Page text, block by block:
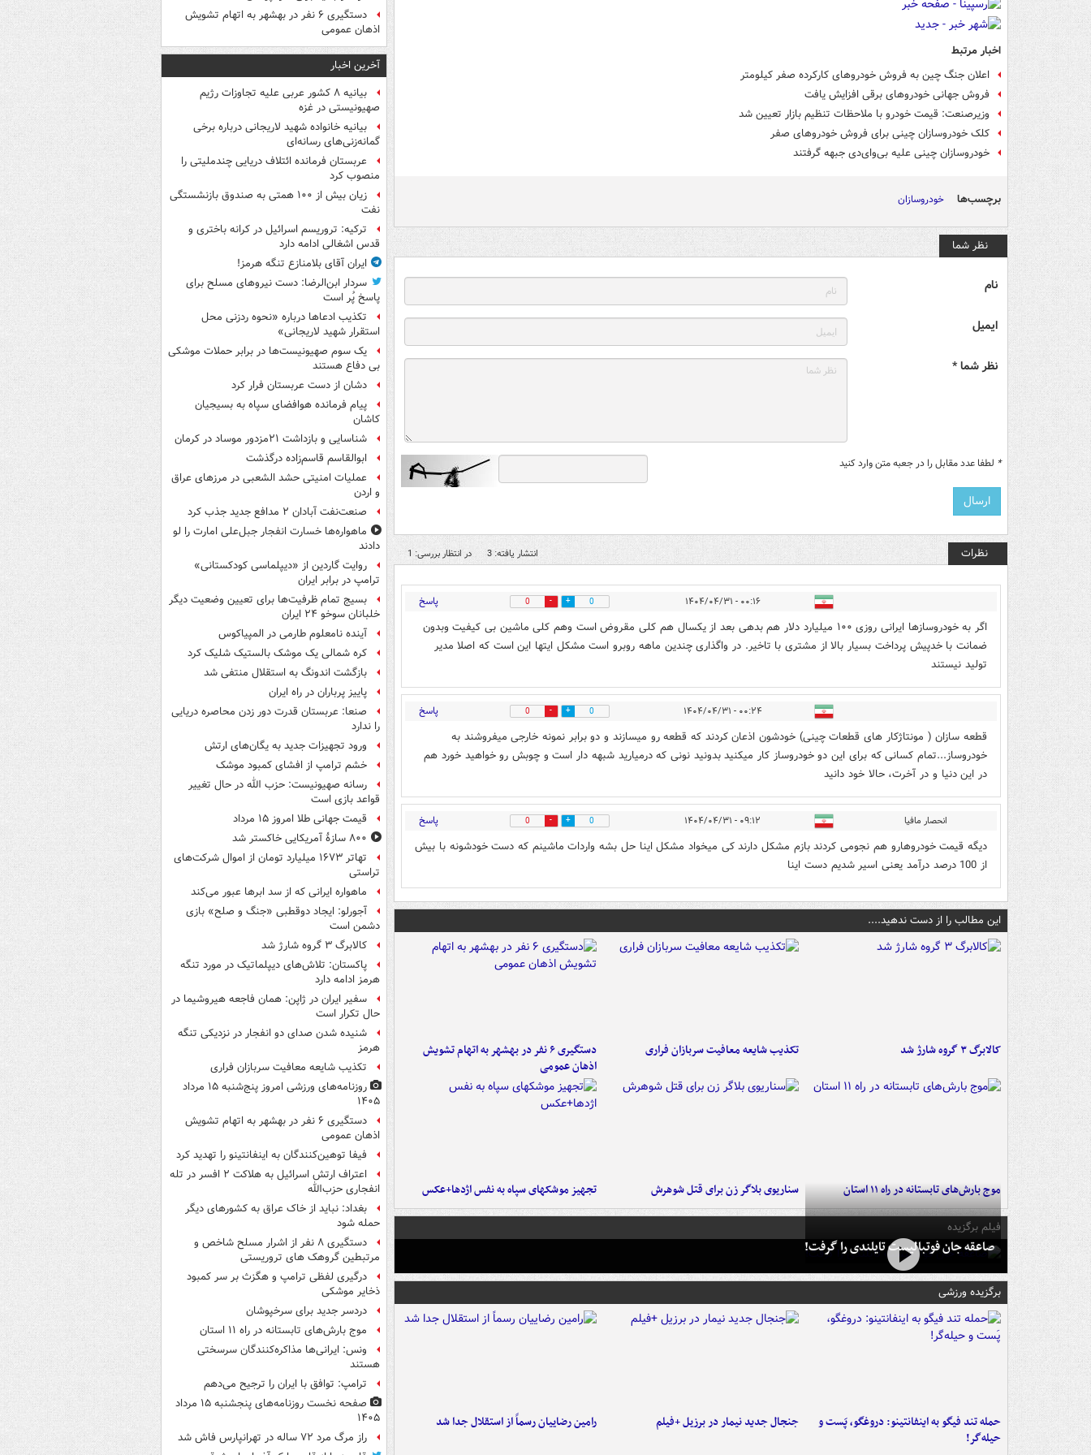
اخبار مرتبط
اعلان جنگ چین به فروش خودروهای کارکرده صفر کیلومتر
فروش جهانی خودروهای برقی افزایش یافت
وزیرصنعت: قیمت خودرو با ملاحظات تنظیم بازار تعیین شد
کلک خودروسازان چینی برای فروش خودروهای صفر
خودروسازان چینی علیه بی‌وای‌دی جبهه گرفتند
برچسب‌ها خودروسازان
نظر شما
نام
ایمیل
نظر شما *
* لطفا عدد مقابل را در جعبه متن وارد کنید
نظرات انتشار یافته: 3 در انتظار بررسی: 1
۰۰:۱۶ - ۱۴۰۴/۰۴/۳۱ 0
0 پاسخ
اگر به خودروسازها ایرانی روزی ۱۰۰ میلیارد دلار هم بدهی بعد از یکسال هم کلی مقروض است وهم کلی ماشین بی کیفیت وبدون
ضمانت با خدپیش پرداخت بسیار بالا از مشتری با تاخیر. در واگذاری چندین ماهه روبرو است مشکل ایتها این است که اصلا مدیر
تولید نیستند
۰۰:۲۴ - ۱۴۰۴/۰۴/۳۱ 0
0 پاسخ
قطعه سازان ( مونتاژکار های قطعات چینی) خودشون اذعان کردند که قطعه رو میسازند و دو برابر نمونه خارجی میفروشند به
خودروساز...تمام کسانی که برای این دو خودروساز کار میکنید بدونید نونی که درمیارید شبهه دار است و چوبش رو خواهید خورد هم
در این دنیا و در آخرت، حالا خود دانید
انحصار مافیا ۰۹:۱۲ - ۱۴۰۴/۰۴/۳۱ 0
0 پاسخ
دیگه قیمت خودروهارو هم نجومی کردند بازم مشکل دارند کی میخواد مشکل اینا حل بشه واردات ماشینم که دست خودشونه با بیش
از 100 درصد درآمد یعنی اسیر شدیم دست اینا
این مطالب را از دست ندهید....
کالابرگ ۳ گروه شارژ شد تکذیب شایعه معافیت سربازان فراری
دستگیری ۶ نفر در بهشهر به اتهام تشویش
اذهان عمومی
موج بارش‌های تابستانه در راه ۱۱ استان سناریوی بلاگر زن برای قتل شوهرش تجهیز موشکهای سپاه به نفس اژدها+عکس
فیلم برگزیده
صاعقه جان فوتبالیست تایلندی را گرفت!
برگزیده ورزشی
حمله تند فیگو به اینفانتینو: دروغگو، پَست‌ و
حیله‌گر!
جنجال جدید نیمار در برزیل +فیلم رامین رضاییان رسماً از استقلال جدا شد
دستگیری ۶ نفر در بهشهر به اتهام تشویش
اذهان عمومی
آخرین اخبار
بیانیه ۸ کشور عربی علیه تجاوزات رژیم
صهیونیستی در غزه
بیانیه خانواده شهید لاریجانی درباره برخی
گمانه‌زنی‌های رسانه‌ای
عربستان فرمانده ائتلاف دریایی چندملیتی را
منصوب کرد
زیان بیش از ۱۰۰ همتی به صندوق‌ بازنشستگی
نفت
ترکیه: تروریسم اسرائیل در کرانه باختری و
قدس اشغالی ادامه دارد
ایران آقای بلامنازع تنگه هرمز!
سردار ابن‌الرضا: دست نیروهای مسلح برای
پاسخ پُر است
تکذیب ادعاها درباره «نحوه ردزنی محل
استقرار شهید لاریجانی»
یک‌ سوم صهیونیست‌ها در برابر حملات موشکی
بی دفاع هستند
دشان از دست عربستان فرار کرد
پیام فرمانده هوافضای سپاه به بسیجیان
کاشان
شناسایی و بازداشت ۲۱مزدور موساد در کرمان
ابوالقاسم قاسم‌زاده درگذشت
عملیات امنیتی حشد الشعبی در مرزهای عراق
و اردن
صنعت‌نفت آبادان ۲ مدافع جدید جذب کرد
ماهواره‌ها خسارت انفجار جبل‌علی امارت را لو
دادند
روایت گاردین از «دیپلماسی کودکستانی»
ترامپ در برابر ایران
بسیج تمام ظرفیت‌ها برای تعیین وضعیت دیگر
خلبانان سوخو ۲۴ ایران
آینده نامعلوم طارمی در المپیاکوس
کره شمالی یک موشک بالستیک شلیک کرد
بازگشت اندونگ به استقلال منتفی شد
پاییز پرباران در راه ایران
صنعا: عربستان قدرت دور زدن محاصره دریایی
را ندارد
ورود تجهیزات جدید به یگان‌های ارتش
خشم ترامپ از افشای کمبود موشک
رسانه صهیونیست: حزب الله در حال تغییر
قواعد بازی است
قیمت جهانی طلا امروز ۱۵ مرداد
۸۰۰ سازۀ آمریکایی خاکستر شد
تهاتر ۱۶۷۳ میلیارد تومان از اموال شرکت‌های
تراستی
ماهواره ایرانی که از سد ابرها عبور می‌کند
آجورلو: ایجاد دوقطبی «جنگ و صلح‌» بازی
دشمن است
کالابرگ ۳ گروه شارژ شد
پاکستان: تلاش‌های دیپلماتیک در مورد تنگه
هرمز ادامه دارد
سفیر ایران در ژاپن: همان فاجعه هیروشیما در
حال تکرار است
شنیده شدن صدای دو انفجار در نزدیکی تنگه
هرمز
تکذیب شایعه معافیت سربازان فراری
روزنامه‌های ورزشی امروز پنج‌شنبه ۱۵ مرداد
۱۴۰۵
دستگیری ۶ نفر در بهشهر به اتهام تشویش
اذهان عمومی
فیفا توهین‌کنندگان به اینفانتینو را تهدید کرد
اعتراف ارتش اسرائیل به هلاکت ۲ افسر در تله
انفجاری حزب‌الله
بغداد: نباید از خاک عراق به کشورهای دیگر
حمله شود
دستگیری ۸ نفر از اشرار مسلح شاخص و
مرتبطین گروهک های تروریستی
درگیری لفظی ترامپ و هگزث بر سر کمبود
ذخایر موشکی
دردسر جدید برای سرخپوشان
موج بارش‌های تابستانه در راه ۱۱ استان
ونس: ایرانی‌ها مذاکره‌کنندگان سرسختی
هستند
ترامپ: توافق با ایران را ترجیح می‌دهم
صفحه نخست روزنامه‌های پنجشنبه ۱۵ مرداد
۱۴۰۵
راز مرگ مرد ۷۲ ساله در تهرانپارس فاش شد